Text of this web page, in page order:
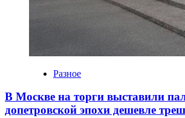
Разное
В Москве на торги выставили
допетровской эпохи дешевле